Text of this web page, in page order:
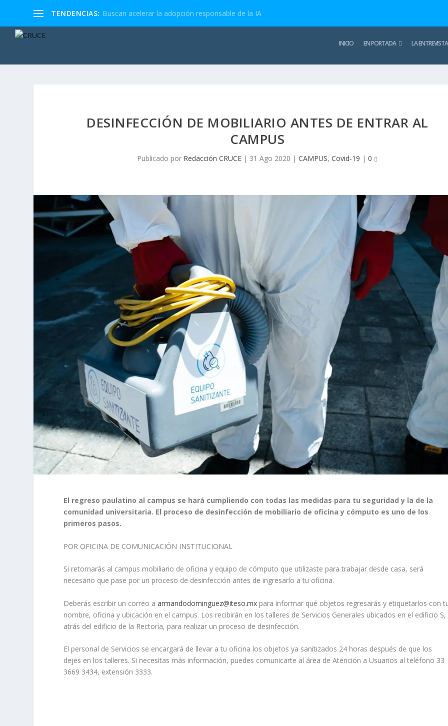
TENDENCIAS: Buscan acelerar la adopción responsable de la IA
INICIO EN PORTADA LA ENTREVISTA
DESINFECCIÓN DE MOBILIARIO ANTES DE ENTRAR AL
CAMPUS
Publicado por Redacción CRUCE | 31 Ago 2020 |CAMPUS,Covid-19 |0
El regreso paulatino al campus se hará cumpliendo con todas las medidas para tu seguridad y la de la
comunidad universitaria. El proceso de desinfección de mobiliario de oficina y cómputo es uno de los
primeros pasos.
POR OFICINA DE COMUNICACIÓN INSTITUCIONAL
Si retornarás al campus mobiliario de oficina y equipo de cómputo que utilizaste para trabajar desde casa, será
necesario que pase por un proceso de desinfección antes de ingresarlo a tu oficina.
Deberás escribir un correo aarmandodominguez@iteso.mx para informar qué objetos regresarás y etiquetarlos con
nombre, oficina y ubicación en el campus. Los recibirán en los talleres de Servicios Generales ubicados en el edificio S,
atrás del edificio de la Rectoría, para realizar un proceso de desinfección.
El personal de Servicios se encargará de llevar a tu oficina los objetos ya sanitizados 24 horas después de que los
dejes en los talleres. Si necesitas más información, puedes comunicarte al área de Atención a Usuarios al teléfono 33
3669 3434, extensión 3333.